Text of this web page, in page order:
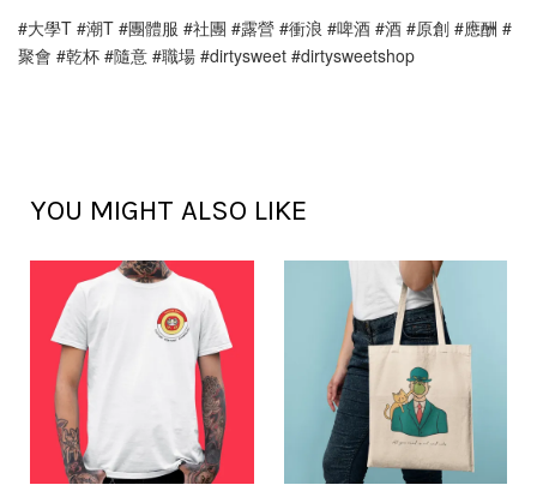
#大學T #潮T #團體服 #社團 #露營 #衝浪 #啤酒 #酒 #原創 #應酬 #
聚會 #乾杯 #隨意 #職場 #dirtysweet #dirtysweetshop
YOU MIGHT ALSO LIKE